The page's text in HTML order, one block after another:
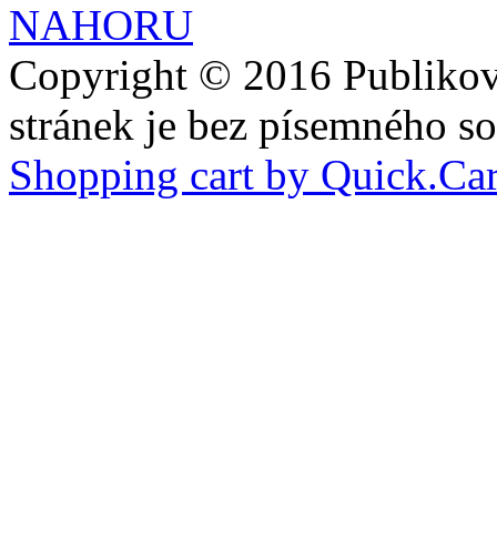
NAHORU
Copyright © 2016
stránek je bez písemného
Shopping cart by